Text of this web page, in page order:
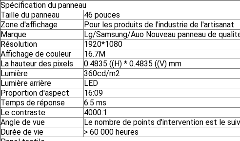
Spécification du panneau
Taille du panneau
46 pouces
Zone d'affichage
Pour les produits de l'industrie de l'artisanat
Marque
Lg/Samsung/Auo Nouveau panneau de
Résolution
1920*1080
Affichage de couleur
16.7M
La hauteur des pixels
0.4835 ((H) * 0.4835 ((V) mm
Lumière
360cd/m2
Lumière arrière
LED
Proportion d'aspect
16:09
Temps de réponse
6.5 ms
Le contraste
4000:1
Angle de vue
Le nombre de points d'intervention est le
Durée de vie
> 60 000 heures